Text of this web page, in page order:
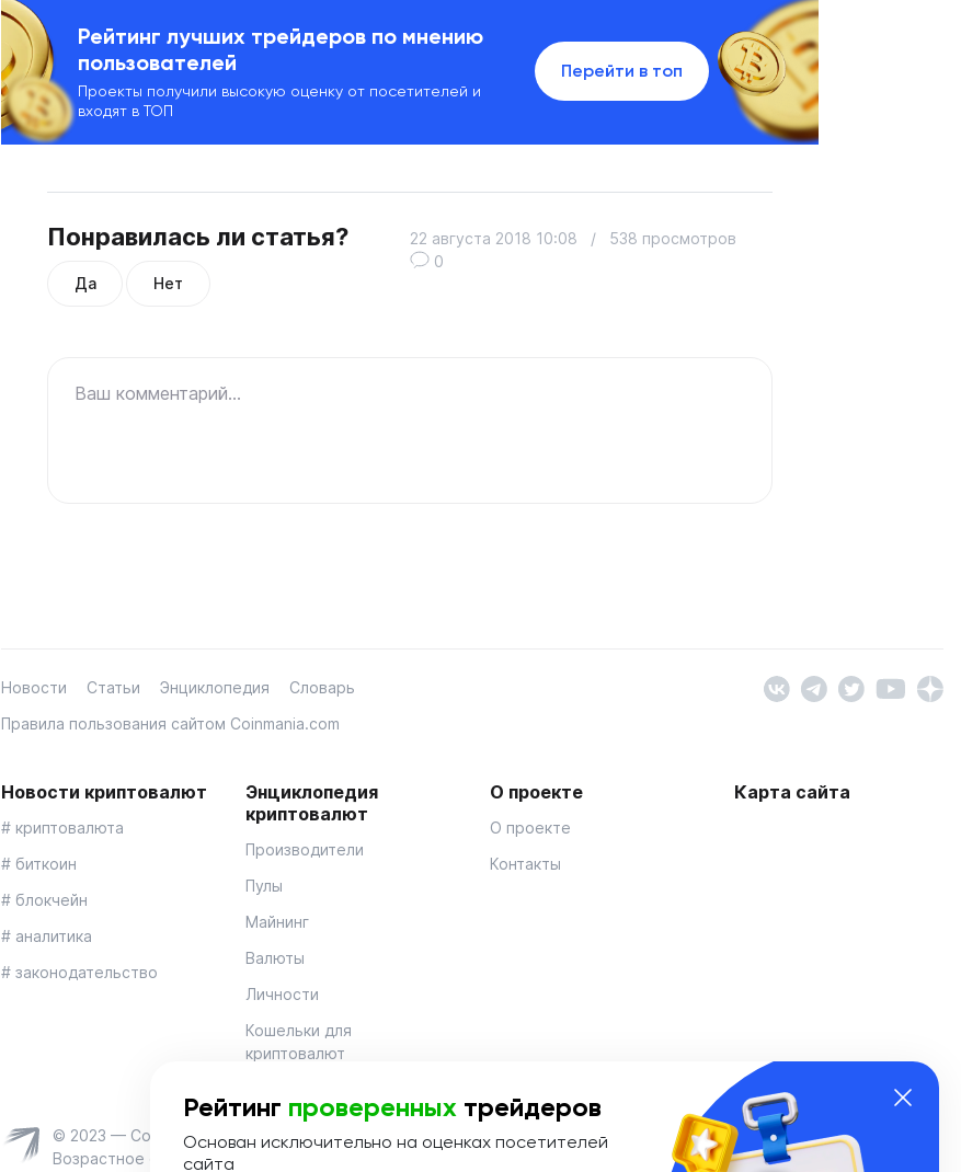
Рейтинг лучших трейдеров по мнению
пользователей
Проекты получили высокую оценку от посетителей и
входят в ТОП
Перейти в топ
Понравилась ли статья?
Да Нет
22 августа 2018 10:08 /
538 просмотров
0
Ваш комментарий...
Новости Статьи Энциклопедия
Словарь
Правила пользования сайтом Coinmania.com
Новости криптовалют
# криптовалюта
# биткоин
# блокчейн
# аналитика
# законодательство
Энциклопедия
криптовалют
Производители
Пулы
Майнинг
Валюты
Личности
Кошельки для
криптовалют
О проекте
О проекте
Контакты
Карта сайта
© 2023 — Coinmania
Возрастное ограничение 16+
Рейтинг проверенных трейдеров
Основан исключительно на оценках посетителей
сайта